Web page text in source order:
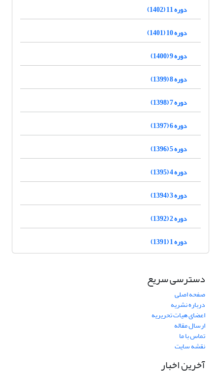
دوره 11 (1402)
دوره 10 (1401)
دوره 9 (1400)
دوره 8 (1399)
دوره 7 (1398)
دوره 6 (1397)
دوره 5 (1396)
دوره 4 (1395)
دوره 3 (1394)
دوره 2 (1392)
دوره 1 (1391)
دسترسی سریع
صفحه اصلی
درباره نشریه
اعضای هیات تحریریه
ارسال مقاله
تماس با ما
نقشه سایت
آخرین اخبار